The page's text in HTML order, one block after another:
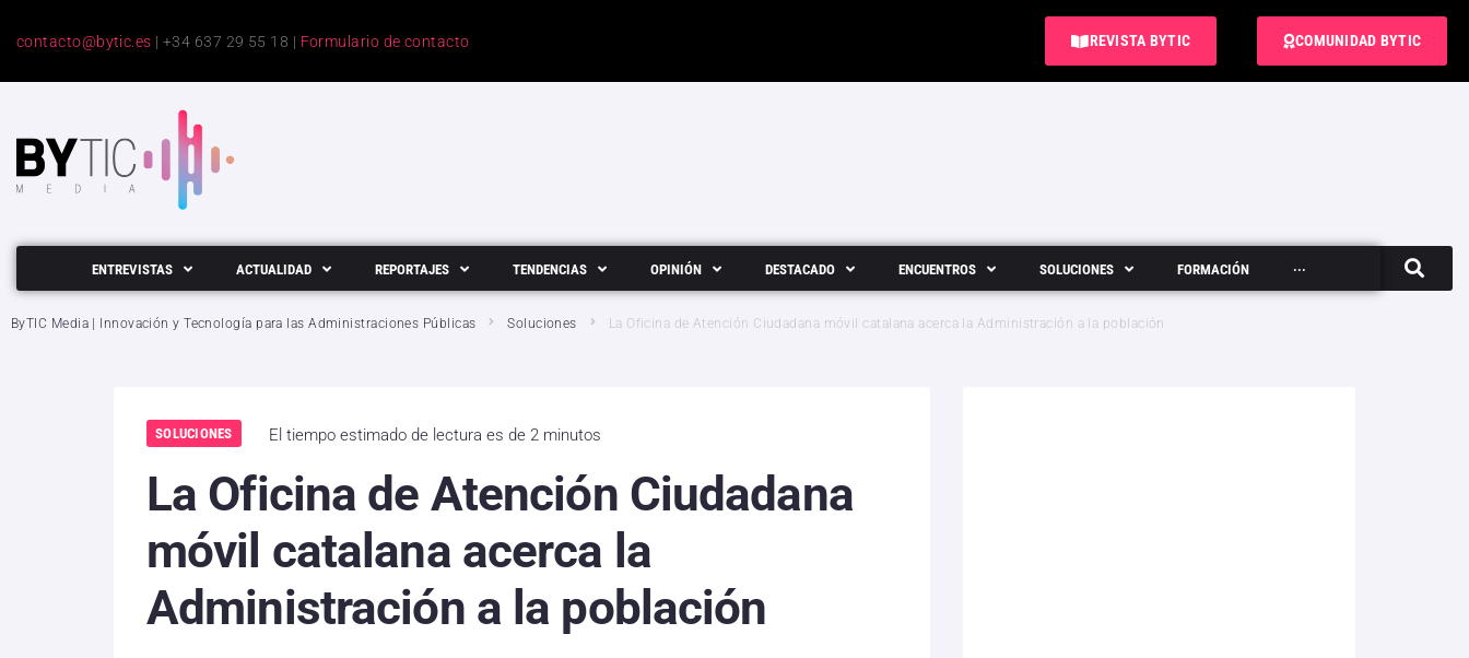
contacto@bytic.es | +34 637 29 55 18 | Formulario de contacto REVISTA BYTIC COMUNIDAD BYTIC
ENTREVISTAS ACTUALIDAD REPORTAJES TENDENCIAS OPINIÓN DESTACADO ENCUENTROS SOLUCIONES FORMACIÓN ···
ByTIC Media | Innovación y Tecnología para las Administraciones Públicas Soluciones La Oficina de Atención Ciudadana móvil catalana acerca la Administración a la población
SOLUCIONES El tiempo estimado de lectura es de 2 minutos
La Oficina de Atención Ciudadana
móvil catalana acerca la
Administración a la población